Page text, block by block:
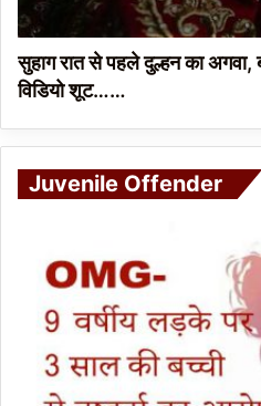
सुहाग रात से पहले दुल्हन का
विडियो शूट……
Juvenile Offender